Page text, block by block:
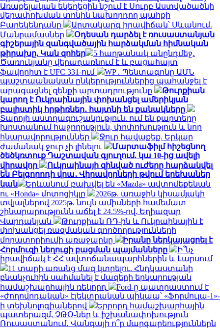
Առաքելական եկեղեցին նշում է Սուրբ Աստվածածնի
վերափոխման տոնին նախորդող պահքի
Բարեկենդանը
Արտակարգ իրավիճակ՝ Սևանում.
Մանրամասներ
Օդեսան դարձել է ռուսաստանյան
գիշերային զանգվածային հարձակման հիմնական
թիրախը. Կան զոհեր
5 հաղթանակ անընդմեջ․
Ծառուկյանը վերադառնում է և բացահայտ
ֆավորիտ է UFC 331-ում
WP․ Պենտագոնը ԱՄՆ
պաշտպանական ընկերություններից պահանջել է
արագացնել զենքի արտադրությունը
Թուրքիան
կարող է Ուկրաինային փոխանցել ամերիկյան
բալիստիկ հրթիռներ․ հայտնի են քանակները
Տարոյի աստղագուշակություն. ում են քարտերը
խոստանում հաջողություն, փոփոխություն և նոր
հնարավորություններ
Ջուր հավաքեք. Երկար
ժամանակ ջուր չի լինելու
Մարտաֆիլմ հիշեցնող
ծեծկռտուք Դաշտավան գյուղում. կա 10-ից ավելի
վիրավոր
Ուկրաինայի զինված ուժերը հարձակվել
են Բելգորոդի վրա․ Վիրավորների թվում երեխաներ
կան
Երևանում բախվել են «Mazda» ավտոմեքենան
ու «Honda» մոտոցիկլը
2026թ. առաջին կիսամյակի
տվյալներով 2025թ. նույն ամիսների համեմատ
շինարարությունն աճել է 24.5%-ով. Եղիազար
Վարդանյան
Թուրքիան ՌԴ-ին և Ուկրաինային է
փոխանցել ռազմական գործողությունների
մորատորիումի առաջարկը
Իրանը ներկայացրել է
Հորմուզի նեղուցի բացման պայմանները
Ի՞նչ
իրավիճակ է ՀՀ ավտոճանապարհներին և Լարսում
11 տարի առանց մազ կտրելու. Հնդկաստանի
բնակչուհին սահմանել է մազերի երկարության
համաշխարհային ռեկորդ
Ford-ը պատրաստում է
«ժողովրդական» էլեկտրական պիկապ՝ «Ֆորմուլա-1»-
ի տեխնոլոգիաներով
Երրորդ համաշխարհային
պատերազմ, ՉԹՕ-ներ և իշխանափոխություն
Ռուսաստանում․ Վանգայի ո՞ր մարգարեություններն